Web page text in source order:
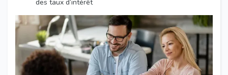
des taux d’intérêt